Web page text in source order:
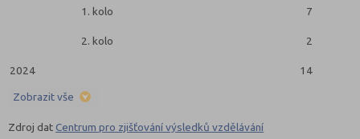
1. kolo 7
2. kolo 2
2024 14
Zobrazit vše
Zdroj datCentrum pro zjišťování výsledků vzdělávání